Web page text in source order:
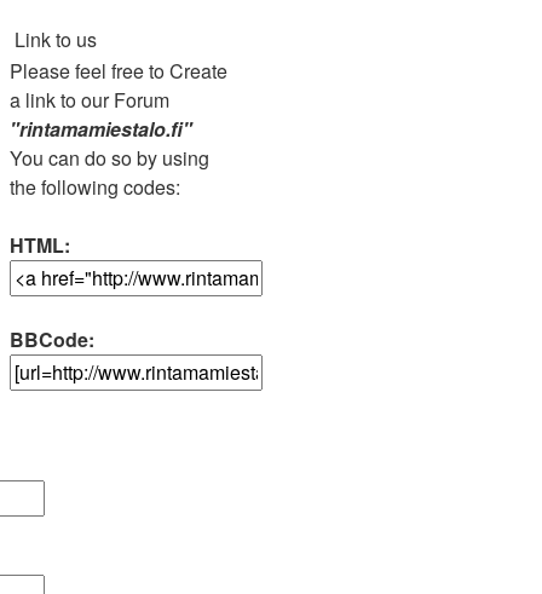
Link to us
Please feel free to Create
a link to our Forum
"rintamamiestalo.fi"
You can do so by using
the following codes:
HTML:
BBCode: